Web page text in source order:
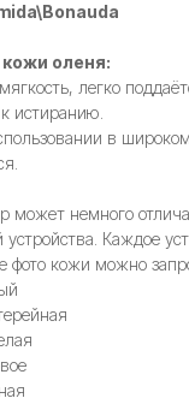
оленя:
легко
истиранию.
в
может немного
устройства. Каждое
фото кожи можно